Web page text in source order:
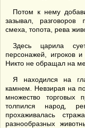
Потом к нему
зазывал, разговоров
смеха, топота, рева
Здесь царила
персонажей, игроков
Никто не обращал на
Я находился на
камнем. Невзирая на
множество торговых
толпился народ,
прохаживалась
разнообразных